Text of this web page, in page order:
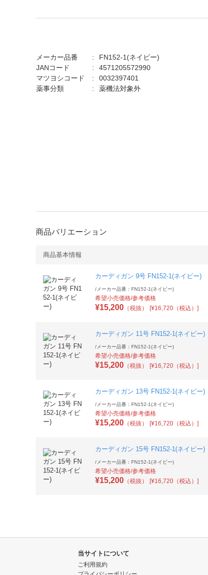
メーカー品番
FN152-1(ネイビー)
JANコード
4571205572990
マツヨシコード
0032397401
薬事分類
薬機法対象外
商品バリエーション
商品基本情報
カーディガン 9号 FN152-1(ネイビー)
/ メーカー品番：FN152-1(ネイビー)
希望小売価格/参考価格
¥15,200 （税抜） [¥16,720（税込）]
カーディガン 11号 FN152-1(ネイビー)
/ メーカー品番：FN152-1(ネイビー)
希望小売価格/参考価格
¥15,200 （税抜） [¥16,720（税込）]
カーディガン 13号 FN152-1(ネイビー)
/ メーカー品番：FN152-1(ネイビー)
希望小売価格/参考価格
¥15,200 （税抜） [¥16,720（税込）]
カーディガン 15号 FN152-1(ネイビー)
/ メーカー品番：FN152-1(ネイビー)
希望小売価格/参考価格
¥15,200 （税抜） [¥16,720（税込）]
当サイトについて
ご利用規約